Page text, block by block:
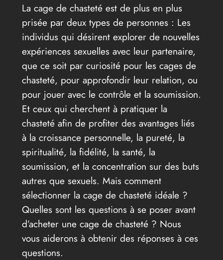
La cage de chasteté est de plus en plus
prisée par deux types de personnes : Les
individus qui désirent explorer de nouvelles
expériences sexuelles avec leur partenaire,
que ce soit par curiosité pour les cages de
chasteté, pour approfondir leur relation, ou
pour jouer avec le contrôle et la soumission.
Et ceux qui cherchent à pratiquer la
chasteté afin de profiter des avantages liés
à la croissance personnelle, la pureté, la
spiritualité, la fidélité, la santé, la
soumission, et la concentration sur des buts
autres que sexuels. Mais comment
sélectionner la cage de chasteté idéale ?
Quelles sont les questions à se poser avant
d’acheter une cage de chasteté ? Nous
vous aiderons à obtenir des réponses à ces
questions.